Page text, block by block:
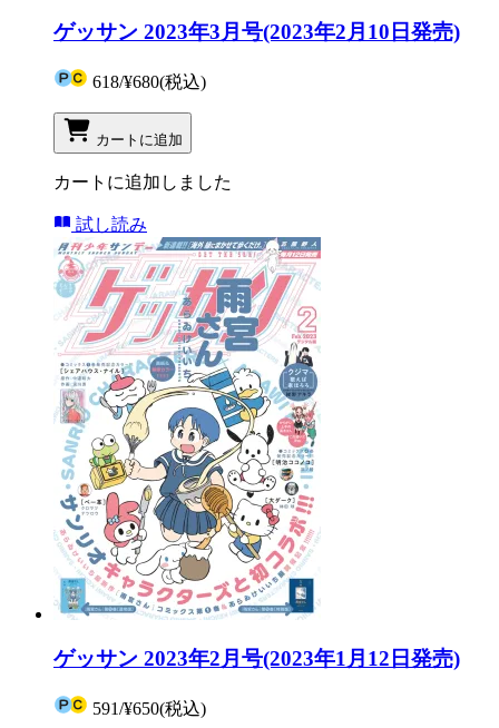
ゲッサン 2023年3月号(2023年2月10日発売)
618/¥680(税込)
カートに追加
カートに追加しました
試し読み
ゲッサン 2023年2月号(2023年1月12日発売)
591/¥650(税込)